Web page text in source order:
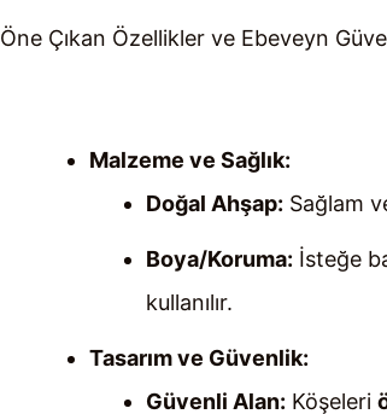
Öne Çıkan Özellikler ve Ebeveyn
Malzeme ve Sağlık:
Doğal Ahşap: Sağlam
Boya/Koruma: İsteğe
kullanılır.
Tasarım ve Güvenlik:
Güvenli Alan: Köşeleri